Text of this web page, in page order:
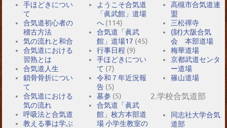
手ほどきについ
て
合気道初心者の
稽古方法
気の流れと和合
合気道における
習熟とは
合気道人生
鎖骨骨折につい
て
合気道における
気の流れ
呼吸法と合気道
教える事は学ぶ
ようこそ合気道
「眞武館」道場
へ (114)
合気道「眞武
館」道場17 (45)
行事日程 (9)
手ほどきについ
て (7)
令和７年近況報
告 (5)
墓参 (5)
合気道「眞武
館」枚方本部道
場 小学生教室の
高槻市合気道連
盟
三松禪寺
(財)大阪合気
会 本部道場
梅華道場
京都武道センタ
ー道場
篠山道場
2.学校合気道部
同志社大学合気
道部